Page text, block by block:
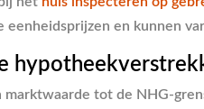
eenheidsprijzen en kunnen
tot de NHG-